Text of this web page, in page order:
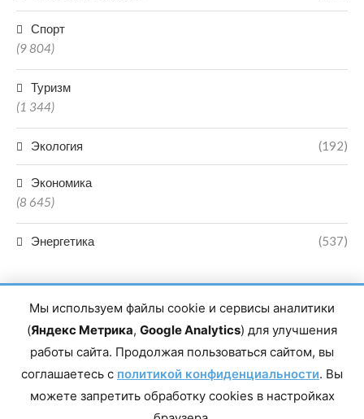
Спорт
(9 804)
Туризм
(1 344)
Экология (192)
Экономика
(8 645)
Энергетика (537)
Главный редактор сетевого издания Магомаев Тимур Нухович.
Контакты редакции: 8(988)-292-94-34 Почта: vestiskfo@gmail.com По
Республика Дагестан, г. Махачкала, пр-т Насрутдинова, д. 1а. Все
права защищены. Копирование и использование полных материалов
Мы используем файлы cookie и сервисы аналитики
(Яндекс Метрика, Google Analytics) для улучшения
работы сайта. Продолжая пользоваться сайтом, вы
соглашаетесь с политикой конфиденциальности. Вы
можете запретить обработку cookies в настройках